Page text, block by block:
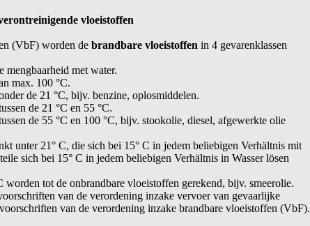
vloeistoffen
(VbF) worden de brandbare vloeistoffen in 4 gevarenklassen
mengbaarheid met water.
max. 100 °C.
de 21 °C, bijv. benzine, oplosmiddelen.
de 21 °C en 55 °C.
de 55 °C en 100 °C, bijv. stookolie, diesel, afgewerkte olie
unter 21° C, die sich bei 15° C in jedem beliebigen Verhältnis mit
sich bei 15° C in jedem beliebigen Verhältnis in Wasser lösen
tot de onbrandbare vloeistoffen gerekend, bijv. smeerolie.
van de verordening inzake vervoer van gevaarlijke
van de verordening inzake brandbare vloeistoffen (VbF).